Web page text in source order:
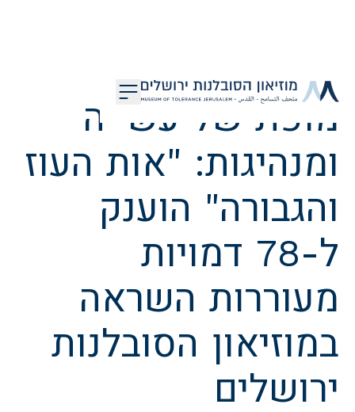
מופת של עשייה
ומנהיגות: "אות העוז
והגבורה" הוענק
ל-78 דמויות
מעוררות השראה
במוזיאון הסובלנות
ירושלים